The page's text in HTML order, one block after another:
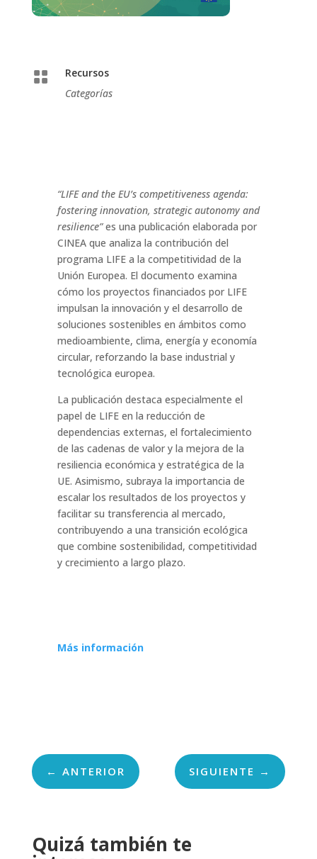

Recursos
Categorías
“LIFE and the EU’s competitiveness agenda:
fostering innovation, strategic autonomy and
resilience”es una publicación elaborada por
CINEA que analiza la contribución del
programa LIFE a la competitividad de la
Unión Europea. El documento examina
cómo los proyectos financiados por LIFE
impulsan la innovación y el desarrollo de
soluciones sostenibles en ámbitos como
medioambiente, clima, energía y economía
circular, reforzando la base industrial y
tecnológica europea.
La publicación destaca especialmente el
papel de LIFE en la reducción de
dependencias externas, el fortalecimiento
de las cadenas de valor y la mejora de la
resiliencia económica y estratégica de la
UE. Asimismo, subraya la importancia de
escalar los resultados de los proyectos y
facilitar su transferencia al mercado,
contribuyendo a una transición ecológica
que combine sostenibilidad, competitividad
y crecimiento a largo plazo.
Más información
← ANTERIOR SIGUIENTE →
Quizá también te